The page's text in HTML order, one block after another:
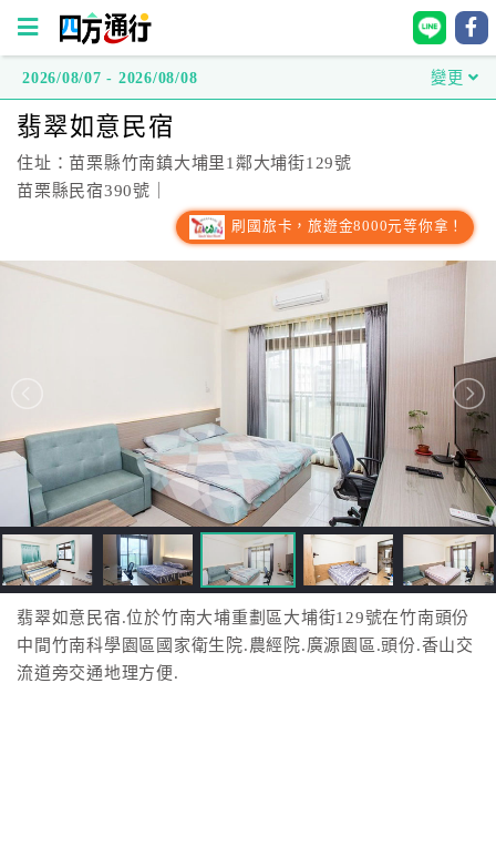
方
通
行
直
接
跟
飯
店
訂
房
HOT
2026/08/07 - 2026/08/08 變更
翡翠如意民宿
住址：苗栗縣竹南鎮大埔里1鄰大埔街129號
苗栗縣民宿390號｜
刷國旅卡，旅遊金8000元等你拿！
翡翠如意民宿.位於竹南大埔重劃區大埔街129號在竹南頭份
中間竹南科學園區國家衛生院.農經院.廣源園區.頭份.香山交
流道旁交通地理方便.